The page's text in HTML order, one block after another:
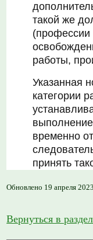
такой же
(профессии
работы,
Указанная
категории
временно
принять
Обновлено 19 апреля 2023
Вернуться в